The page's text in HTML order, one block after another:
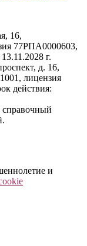
16,
77РПА0000603,
г.
д. 16,
лицензия
действия:
справочный
и